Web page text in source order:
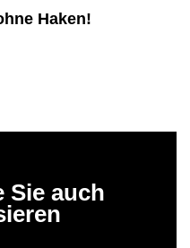
Haken!
Sie auch